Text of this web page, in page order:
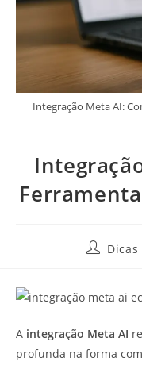
Integração Meta AI:
Dicas
A integração Meta AI
profunda na forma